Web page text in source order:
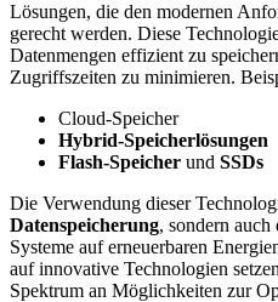
Lösungen, die den modernen
gerecht werden. Diese
Datenmengen effizient zu
Zugriffszeiten zu minimieren.
Cloud-Speicher
Hybrid-Speicherlösungen
Flash-Speicher und SSDs
Die Verwendung dieser
Datenspeicherung, sondern
Systeme auf erneuerbaren
auf innovative Technologien
Spektrum an Möglichkeiten zur